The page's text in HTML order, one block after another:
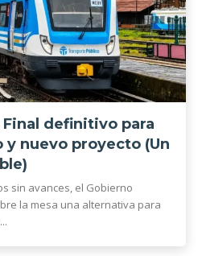
definitivo para
nuevo proyecto (Un
sin avances, el Gobierno
la mesa una alternativa para